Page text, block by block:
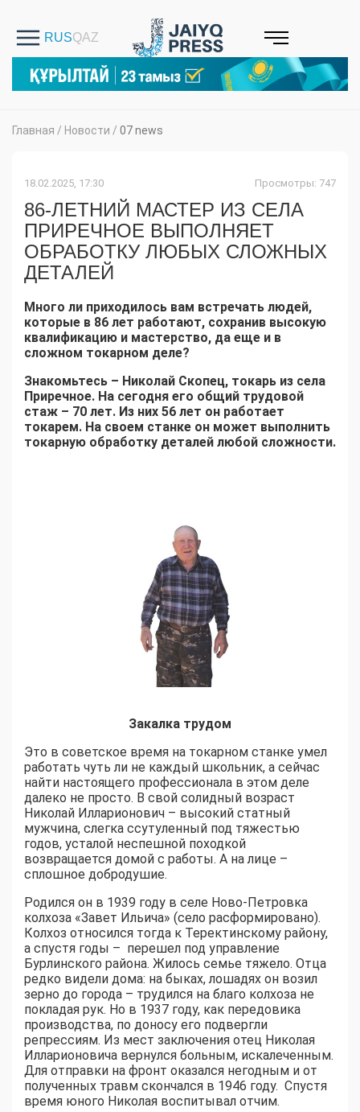
Главная / Новости / 07 news
18.02.2025, 17:30 Просмотры: 747
86-ЛЕТНИЙ МАСТЕР ИЗ СЕЛА
ПРИРЕЧНОЕ ВЫПОЛНЯЕТ
ОБРАБОТКУ ЛЮБЫХ СЛОЖНЫХ
ДЕТАЛЕЙ
Много ли приходилось вам встречать людей,
которые в 86 лет работают, сохранив высокую
квалификацию и мастерство, да еще и в
сложном токарном деле?
Знакомьтесь – Николай Скопец, токарь из села
Приречное. На сегодня его общий трудовой
стаж – 70 лет. Из них 56 лет он работает
токарем. На своем станке он может выполнить
токарную обработку деталей любой сложности.
Закалка трудом
Это в советское время на токарном станке умел
работать чуть ли не каждый школьник, а сейчас
найти настоящего профессионала в этом деле
далеко не просто. В свой солидный возраст
Николай Илларионович – высокий статный
мужчина, слегка ссутуленный под тяжестью
годов, усталой неспешной походкой
возвращается домой с работы. А на лице –
сплошное добродушие.
Родился он в 1939 году в селе Ново-Петровка
колхоза «Завет Ильича» (село расформировано).
Колхоз относился тогда к Теректинскому району,
а спустя годы – перешел под управление
Бурлинского района. Жилось семье тяжело. Отца
редко видели дома: на быках, лошадях он возил
зерно до города – трудился на благо колхоза не
покладая рук. Но в 1937 году, как передовика
производства, по доносу его подвергли
репрессиям. Из мест заключения отец Николая
Илларионовича вернулся больным, искалеченным.
Для отправки на фронт оказался негодным и от
полученных травм скончался в 1946 году. Спустя
время юного Николая воспитывал отчим.